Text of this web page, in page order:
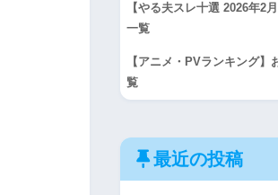
【やる夫スレ十選 2026年2
一覧
【アニメ・PVランキング
覧
最近の投稿